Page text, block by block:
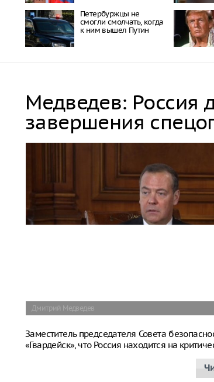
Петербуржцы не
смогли смолчать, когда
к ним вышел Путин
Медведев: Россия
завершения
Дмитрий Медведев
Заместитель председателя Совета
«Гвардейск», что Россия находится на